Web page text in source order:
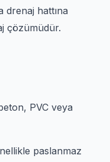
drenaj hattına
çözümüdür.
PVC veya
paslanmaz